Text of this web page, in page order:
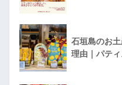
石垣島のお
理由｜パテ